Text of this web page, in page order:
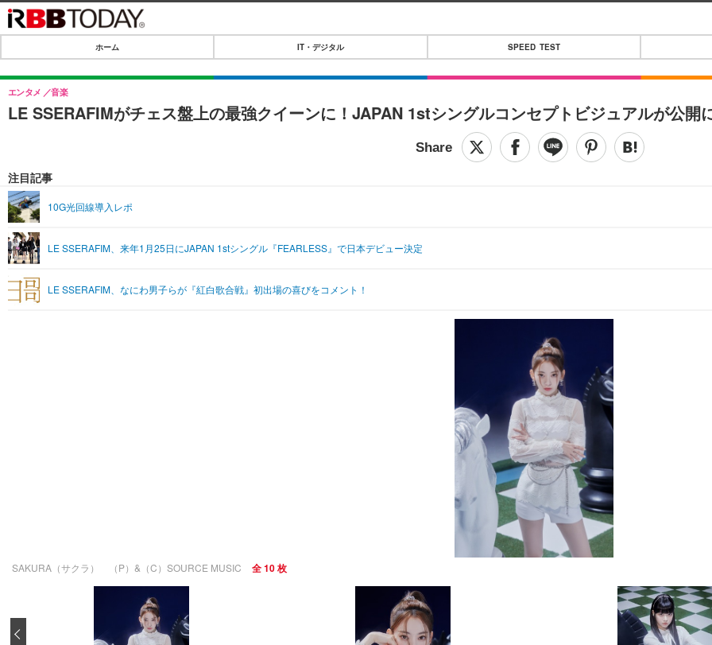
IT・デジタル
IT・デジタルTOP
SPEED TEST
音楽
ライフ
ペット
その他
リリース一覧
プッシュ通知の停止方法
ホーム IT・デジタル SPEED TEST
LE SSERAFIMがチェス盤上の最強クイーンに！JAPAN 1stシングルコンセプトビジュアルが公開
エンタメ 音楽
注目記事
10G光回線導入レポ
LE SSERAFIM、来年1月25日にJAPAN 1stシングル『FEARLESS』で日本デビュー決定
LE SSERAFIM、なにわ男子らが『紅白歌合戦』初出場の喜びをコメント！
SAKURA（サクラ） （P）&（C）SOURCE MUSIC 全 10 枚